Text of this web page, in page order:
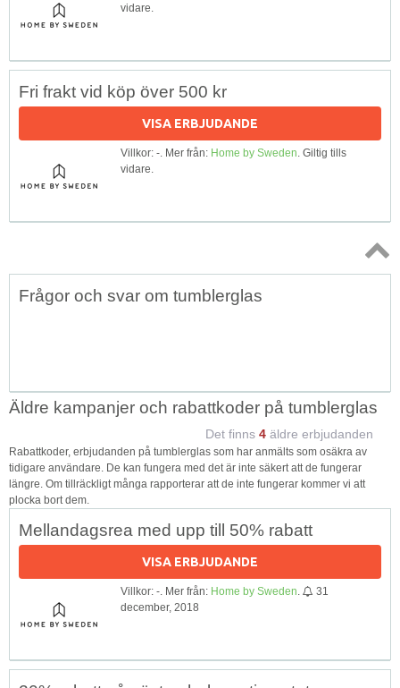
vidare.
Fri frakt vid köp över 500 kr
VISA ERBJUDANDE
Villkor: -. Mer från: Home by Sweden. Giltig tills
vidare.
Topp
Frågor och svar om tumblerglas
Äldre kampanjer och rabattkoder på tumblerglas
Det finns 4 äldre erbjudanden
Rabattkoder, erbjudanden på tumblerglas som har anmälts som osäkra av
tidigare användare. De kan fungera med det är inte säkert att de fungerar
längre. Om tillräckligt många rapporterar att de inte fungerar kommer vi att
plocka bort dem.
Mellandagsrea med upp till 50% rabatt
VISA ERBJUDANDE
Villkor: -. Mer från: Home by Sweden
31
december, 2018